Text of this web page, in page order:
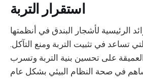
استقرار التربة
الرئيسية لأشجار البندق في أنظمتها
تساعد في تثبيت التربة ومنع التآكل.
على تحسين بنية التربة وتسرب